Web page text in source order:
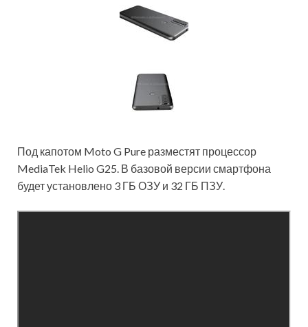
Под капотом Moto G Pure разместят процессор
MediaTek Helio G25. В базовой версии смартфона
будет установлено 3 ГБ ОЗУ и 32 ГБ ПЗУ.